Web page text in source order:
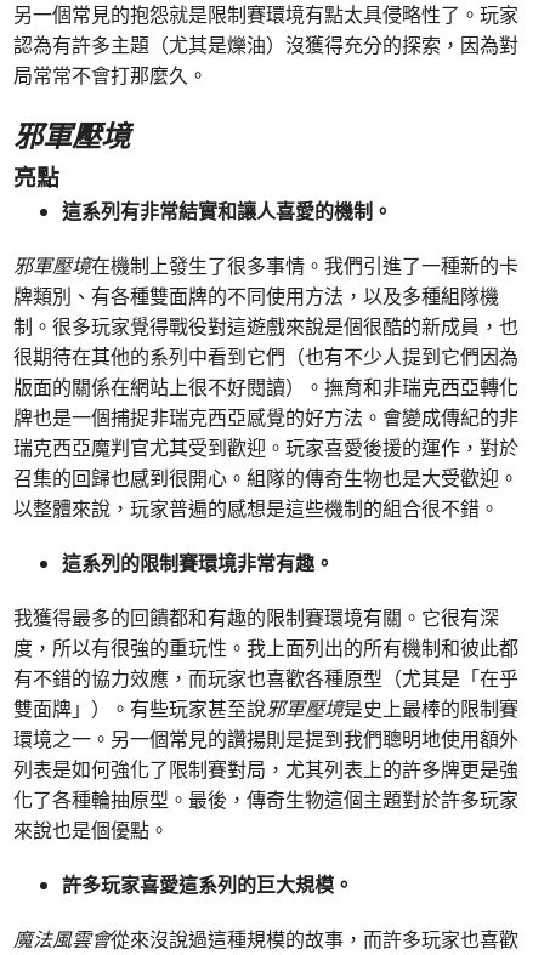
另一個常見的抱怨就是限制賽環境有點太具侵略性了。玩家
認為有許多主題（尤其是爍油）沒獲得充分的探索，因為對
局常常不會打那麼久。
邪軍壓境
亮點
這系列有非常結實和讓人喜愛的機制。
邪軍壓境在機制上發生了很多事情。我們引進了一種新的卡
牌類別、有各種雙面牌的不同使用方法，以及多種組隊機
制。很多玩家覺得戰役對這遊戲來說是個很酷的新成員，也
很期待在其他的系列中看到它們（也有不少人提到它們因為
版面的關係在網站上很不好閱讀）。撫育和非瑞克西亞轉化
牌也是一個捕捉非瑞克西亞感覺的好方法。會變成傳紀的非
瑞克西亞魔判官尤其受到歡迎。玩家喜愛後援的運作，對於
召集的回歸也感到很開心。組隊的傳奇生物也是大受歡迎。
以整體來說，玩家普遍的感想是這些機制的組合很不錯。
這系列的限制賽環境非常有趣。
我獲得最多的回饋都和有趣的限制賽環境有關。它很有深
度，所以有很強的重玩性。我上面列出的所有機制和彼此都
有不錯的協力效應，而玩家也喜歡各種原型（尤其是「在乎
雙面牌」）。有些玩家甚至說邪軍壓境是史上最棒的限制賽
環境之一。另一個常見的讚揚則是提到我們聰明地使用額外
列表是如何強化了限制賽對局，尤其列表上的許多牌更是強
化了各種輪抽原型。最後，傳奇生物這個主題對於許多玩家
來說也是個優點。
許多玩家喜愛這系列的巨大規模。
魔法風雲會從來沒說過這種規模的故事，而許多玩家也喜歡